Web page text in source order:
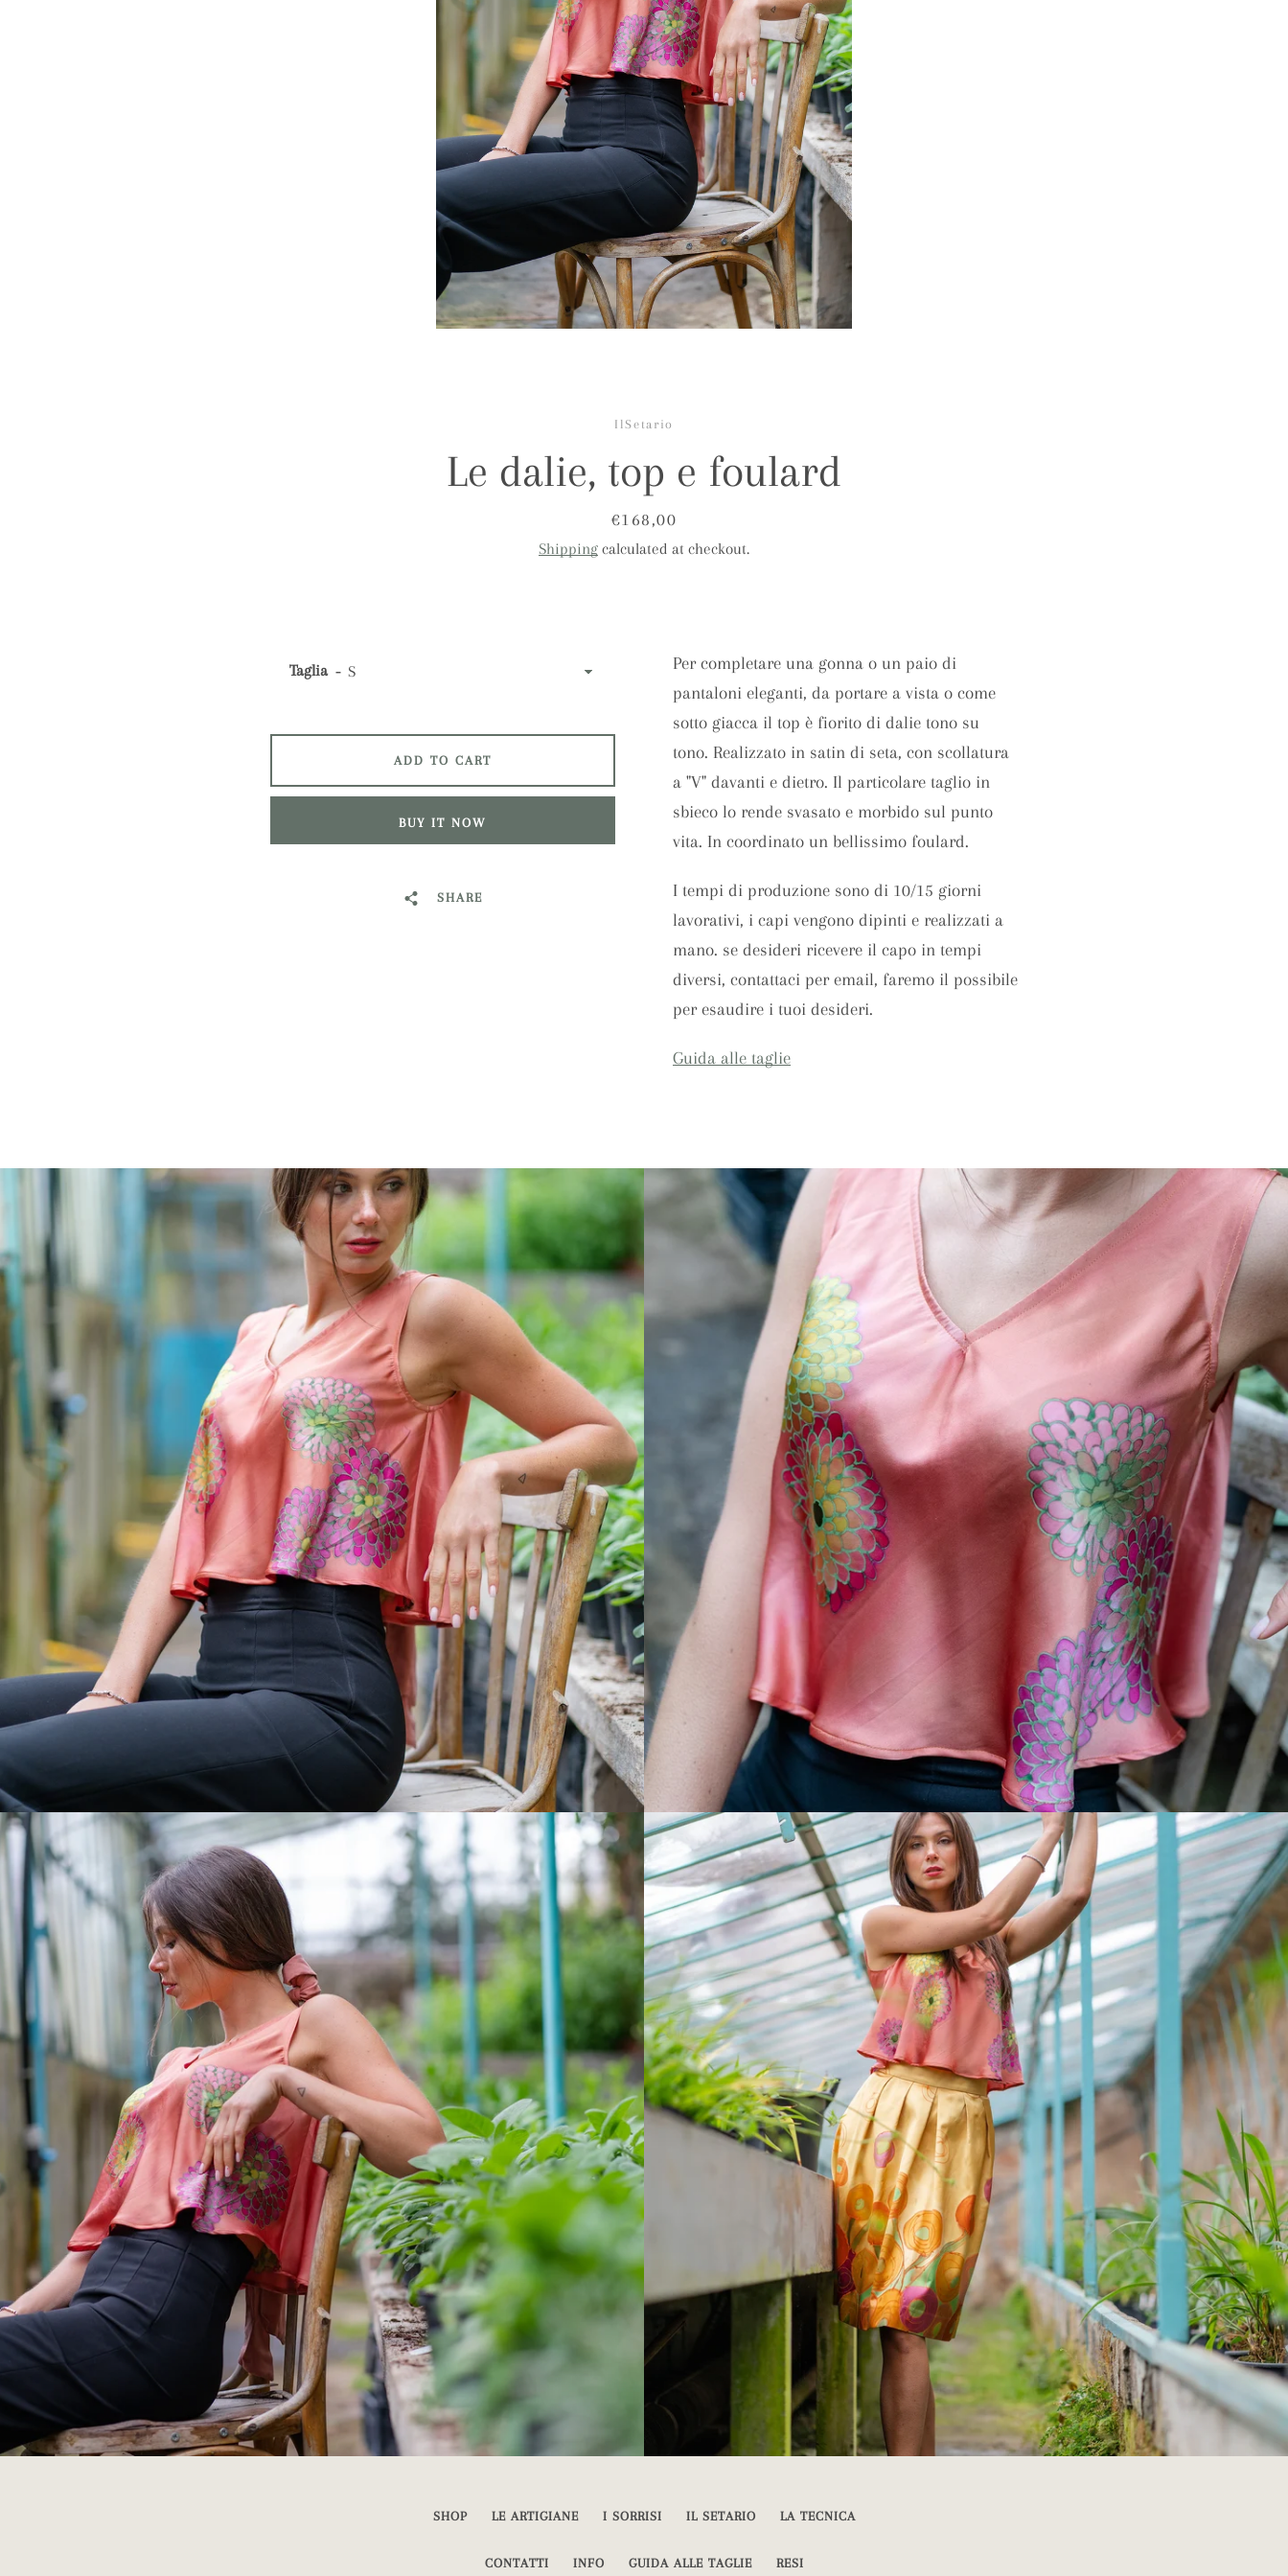
SEARCH
IlSetario
Le dalie, top e foulard
Price
€168,00
Shippingcalculated at checkout.
Per completare una gonna o un paio di
pantaloni eleganti, da portare a vista o come
sotto giacca il top è fiorito di dalie tono su
tono. Realizzato in satin di seta, con scollatura
a "V" davanti e dietro. Il particolare taglio in
sbieco lo rende svasato e morbido sul punto
vita. In coordinato un bellissimo foulard.
I tempi di produzione sono di 10/15 giorni
lavorativi, i capi vengono dipinti e realizzati a
mano. se desideri ricevere il capo in tempi
diversi, contattaci per email, faremo il possibile
per esaudire i tuoi desideri.
Guida alle taglie
Taglia
ADD TO CART
BUY IT NOW
SHARE
SHOP LE ARTIGIANE I SORRISI IL SETARIO LA TECNICA
CONTATTI INFO GUIDA ALLE TAGLIE RESI